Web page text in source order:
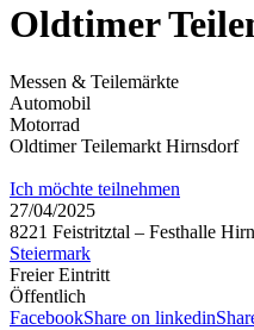
Oldtimer
Messen & Teilemärkte
Automobil
Motorrad
Oldtimer Teilemarkt Hirnsdorf
Ich möchte teilnehmen
27/04/2025
8221 Feistritztal – Festhalle
Steiermark
Freier Eintritt
Öffentlich
FacebookShare on linkedin